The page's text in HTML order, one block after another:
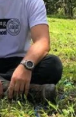
único que te define y